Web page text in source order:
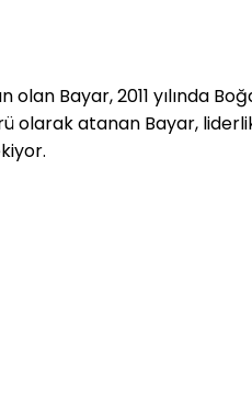
Bayar, 2011 yılında
olarak atanan Bayar,